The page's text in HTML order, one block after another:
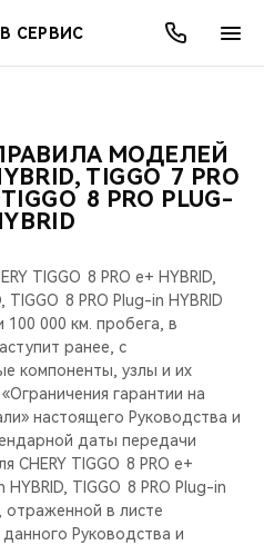
СЕРВИС
CHERY
СЕРВИСЫ
МОДЕЛЕЙ
TIGGO 7 PRO
8 PRO PLUG-
TIGGO 8 PRO е+ HYBRID,
TIGGO 8 PRO Plug-in HYBRID
100 000 км. пробега, в
ранее, с
компоненты, узлы и их
гарантии на
настоящего Руководства и
даты передачи
TIGGO 8 PRO е+
HYBRID, TIGGO 8 PRO Plug-in
отраженной в листе
данного Руководства и